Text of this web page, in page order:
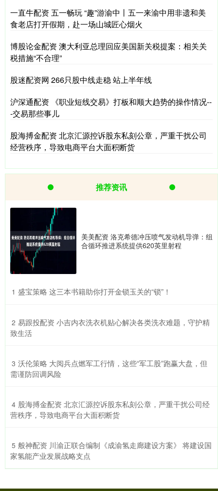
一直牛配资 五一畅玩 “趣”游渝中丨五一来渝中用非遗和美
食老店打开假期，赴一场山城匠心烟火
博股论金配资 澳大利亚总理回应美国新关税提案：相关关
税措施“不合理”
股迷配资网 266只股中线走稳 站上半年线
沪深通配资 《职业短线交易》打板和顺大趋势的操作情况--
-交易那些事儿
股海搏金配资 北京汇源控诉股东私刻公章，严重干扰公司
经营秩序，导致电商平台大面积断货
推荐资讯
美美配资 洛克希德冲压喷气发动机导弹：组
合循环推进系统提供620英里射程
1 ​盛宝策略 这三本书籍助你打开金锁玉关的“锁”！
2 ​易跟投配资 小吉内衣洗衣机贴心解决各类洗衣难题，守护精
致生活
3 ​沃伦策略 大阅兵点燃军工行情，这些“军工股”跑赢大盘，但
需谨防回调风险
4 ​股海搏金配资 北京汇源控诉股东私刻公章，严重干扰公司经
营秩序，导致电商平台大面积断货
5 ​般神配资 川渝正联合编制《成渝氢走廊建设方案》 将建设国
家氢能产业发展战略支点